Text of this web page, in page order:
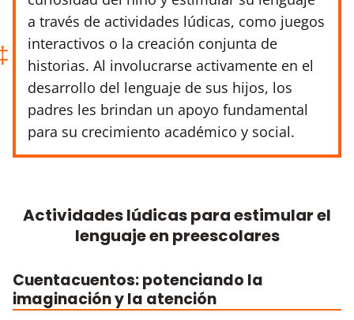
a través de actividades lúdicas, como juegos
interactivos o la creación conjunta de
historias. Al involucrarse activamente en el
desarrollo del lenguaje de sus hijos, los
padres les brindan un apoyo fundamental
para su crecimiento académico y social.
Actividades lúdicas para estimular el
lenguaje en preescolares
Cuentacuentos: potenciando la
imaginación y la atención